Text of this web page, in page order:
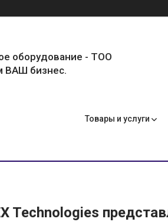
оборудование - ТОО
ВАШ бизнес.
Товары и услуги
Technologies